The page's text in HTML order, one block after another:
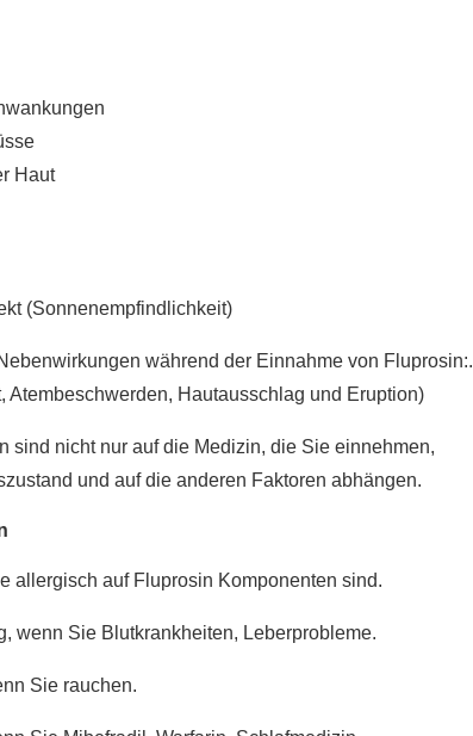
Haut
(Sonnenempfindlichkeit)
während der Einnahme von Fluprosin:.
Hautausschlag und Eruption)
sind nicht nur auf die Medizin, die Sie einnehmen,
und auf die anderen Faktoren abhängen.
allergisch auf Fluprosin Komponenten sind.
wenn Sie Blutkrankheiten, Leberprobleme.
Sie rauchen.